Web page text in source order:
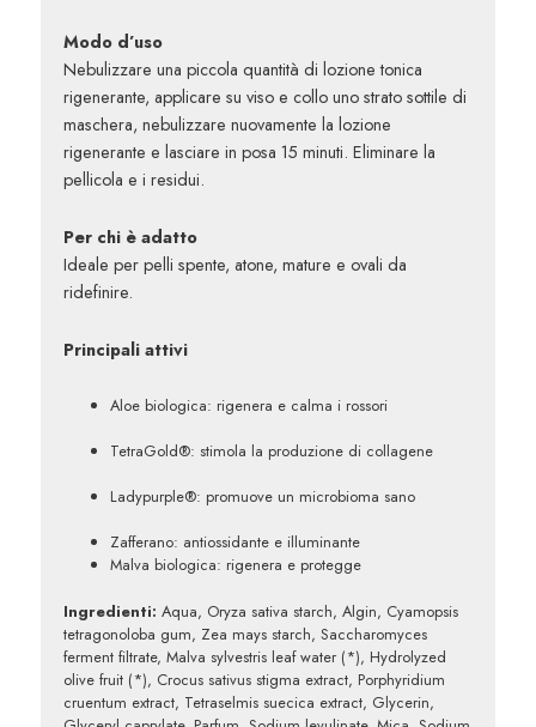
Modo d’uso
Nebulizzare una piccola quantità di lozione tonica
rigenerante, applicare su viso e collo uno strato sottile di
maschera, nebulizzare nuovamente la lozione
rigenerante e lasciare in posa 15 minuti. Eliminare la
pellicola e i residui.
Per chi è adatto
Ideale per pelli spente, atone, mature e ovali da
ridefinire.
Principali attivi
Aloe biologica: rigenera e calma i rossori
TetraGold®: stimola la produzione di collagene
Ladypurple®: promuove un microbioma sano
Zafferano: antiossidante e illuminante
Malva biologica: rigenera e protegge
Ingredienti: Aqua, Oryza sativa starch, Algin, Cyamopsis
tetragonoloba gum, Zea mays starch, Saccharomyces
ferment filtrate, Malva sylvestris leaf water (*), Hydrolyzed
olive fruit (*), Crocus sativus stigma extract, Porphyridium
cruentum extract, Tetraselmis suecica extract, Glycerin,